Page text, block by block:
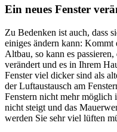
Ein neues Fenster
Zu Bedenken ist auch, dass
einiges ändern kann: Kommt
Altbau, so kann es
verändert und es in Ihrem
Fenster viel dicker sind als
der Luftaustausch am
Fenstern nicht mehr
nicht steigt und das
werden Sie sehr viel lüften